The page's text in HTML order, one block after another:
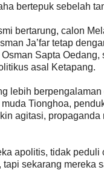
bertepuk sebelah
bertarung, calon
Ja’far tetap
Osman Sapta Oedang,
asal Ketapang.
lebih
Tionghoa,
agitasi, propaganda
apolitis, tidak peduli
tapi sekarang mereka